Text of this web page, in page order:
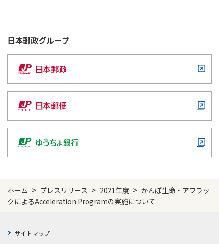
日本郵政グループ
ホーム > プレスリリース > 2021年度 > かんぽ生命・アフラッ
クによるAcceleration Programの実施について
サイトマップ